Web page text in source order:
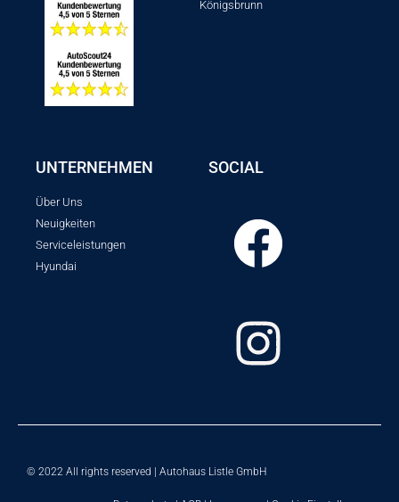
Königsbrunn
UNTERNEHMEN
Über Uns
Neuigkeiten
Serviceleistungen
Hyundai
SOCIAL
© 2022 All rights reserved | Autohaus Listle GmbH